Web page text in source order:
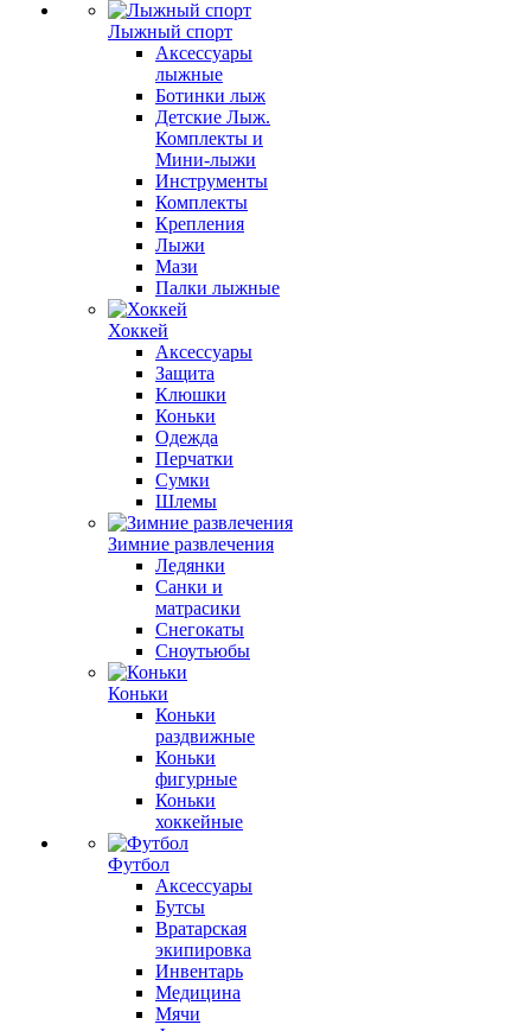
Лыжный спорт
Аксессуары
лыжные
Ботинки лыж
Детские Лыж.
Комплекты и
Мини-лыжи
Инструменты
Комплекты
Крепления
Лыжи
Мази
Палки лыжные
Хоккей
Аксессуары
Защита
Клюшки
Коньки
Одежда
Перчатки
Сумки
Шлемы
Зимние развлечения
Ледянки
Санки и
матрасики
Снегокаты
Сноутьюбы
Коньки
Коньки
раздвижные
Коньки
фигурные
Коньки
хоккейные
Футбол
Аксессуары
Бутсы
Вратарская
экипировка
Инвентарь
Медицина
Мячи